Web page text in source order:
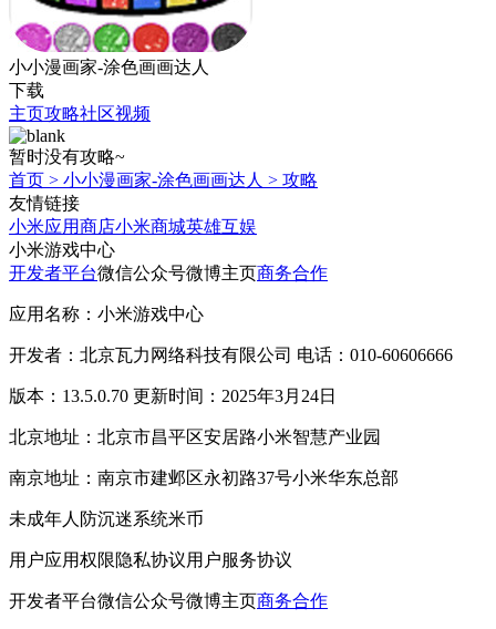
小小漫画家-涂色画画达人
下载
主页攻略社区视频
暂时没有攻略~
首页 > 小小漫画家-涂色画画达人 > 攻略
友情链接
小米应用商店小米商城英雄互娱
小米游戏中心
开发者平台微信公众号微博主页商务合作
应用名称：小米游戏中心
开发者：北京瓦力网络科技有限公司 电话：010-60606666
版本：13.5.0.70 更新时间：2025年3月24日
北京地址：北京市昌平区安居路小米智慧产业园
南京地址：南京市建邺区永初路37号小米华东总部
未成年人防沉迷系统米币
用户应用权限隐私协议用户服务协议
开发者平台微信公众号微博主页商务合作